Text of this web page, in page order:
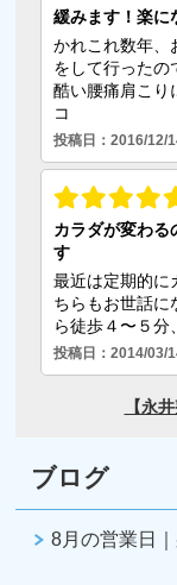
ブログ
8月の営業日